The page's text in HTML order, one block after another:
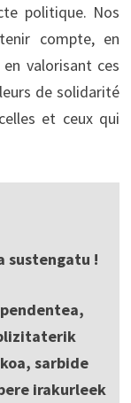
politique. Nos
compte, en
valorisant ces
de solidarité
et ceux qui
sustengatu !
sarbide
irakurleek